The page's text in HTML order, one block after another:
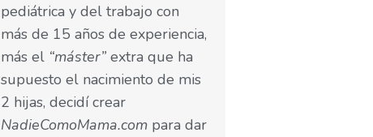
pediátrica y del trabajo con
más de 15 años de experiencia,
más el “máster” extra que ha
supuesto el nacimiento de mis
2 hijas, decidí crear
NadieComoMama.com para dar